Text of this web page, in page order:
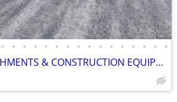
• • • • • • • • • • • • • • • •
EXCAVATOR ATTACHMENTS & CONSTRUCTION EQUIPMENT ON SALE!!!